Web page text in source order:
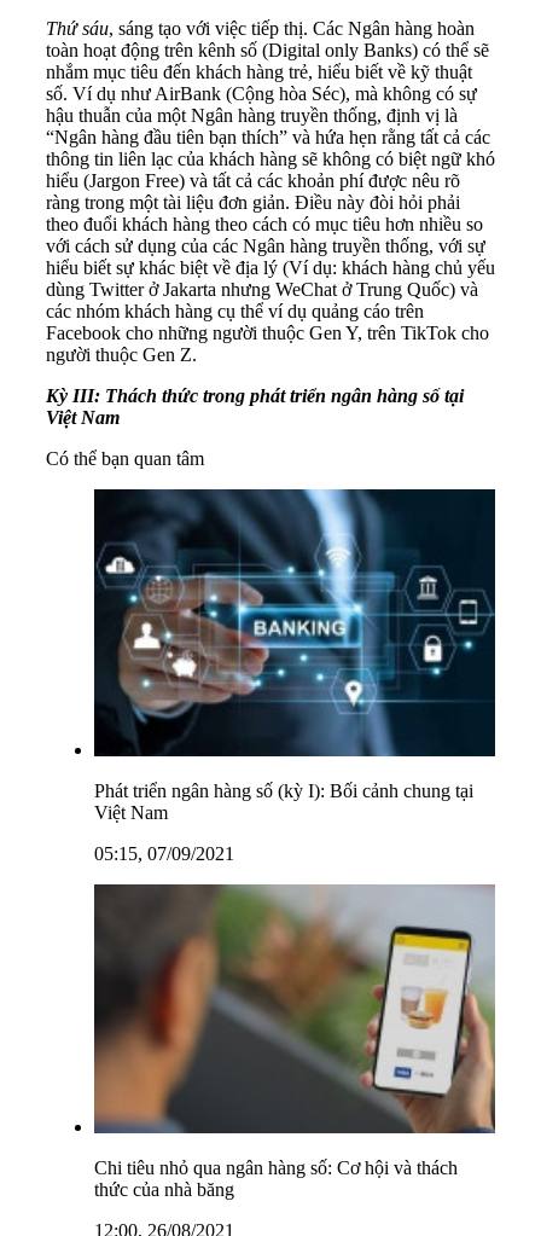
Thứ sáu, sáng tạo với việc tiếp thị. Các Ngân hàng hoàn
toàn hoạt động trên kênh số (Digital only Banks) có thể sẽ
nhắm mục tiêu đến khách hàng trẻ, hiểu biết về kỹ thuật
số. Ví dụ như AirBank (Cộng hòa Séc), mà không có sự
hậu thuẫn của một Ngân hàng truyền thống, định vị là
“Ngân hàng đầu tiên bạn thích” và hứa hẹn rằng tất cả các
thông tin liên lạc của khách hàng sẽ không có biệt ngữ khó
hiểu (Jargon Free) và tất cả các khoản phí được nêu rõ
ràng trong một tài liệu đơn giản. Điều này đòi hỏi phải
theo đuổi khách hàng theo cách có mục tiêu hơn nhiều so
với cách sử dụng của các Ngân hàng truyền thống, với sự
hiểu biết sự khác biệt về địa lý (Ví dụ: khách hàng chủ yếu
dùng Twitter ở Jakarta nhưng WeChat ở Trung Quốc) và
các nhóm khách hàng cụ thể ví dụ quảng cáo trên
Facebook cho những người thuộc Gen Y, trên TikTok cho
người thuộc Gen Z.
Kỳ III: Thách thức trong phát triển ngân hàng số tại
Việt Nam
Có thể bạn quan tâm
Phát triển ngân hàng số (kỳ I): Bối cảnh chung tại
Việt Nam
05:15, 07/09/2021
Chi tiêu nhỏ qua ngân hàng số: Cơ hội và thách
thức của nhà băng
12:00, 26/08/2021